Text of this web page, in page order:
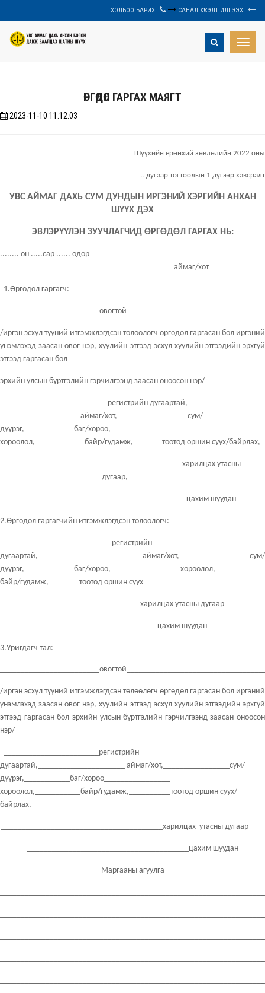
ХОЛБОО БАРИХ САНАЛ ХҮСЭЛТ ИЛГЭЭХ
Toggle
ӨРГӨДӨЛ ГАРГАХ МАЯГТ
2023-11-10 11:12:03
Шүүхийн ерөнхий зөвлөлийн 2022 оны
... дугаар тогтоолын 1 дүгээр хавсралт
УВС АЙМАГ ДАХЬ СУМ ДУНДЫН ИРГЭНИЙ ХЭРГИЙН АНХАН
ШҮҮХ ДЭХ
ЭВЛЭРҮҮЛЭН ЗУУЧЛАГЧИД ӨРГӨДӨЛ ГАРГАХ НЬ:
........ он .....сар ...... өдөр
_____________ аймаг/хот
1.Өргөдөл гаргагч:
/иргэн эсхүл түүний итгэмжлэгдсэн төлөөлөгч өргөдөл гаргасан бол иргэний
үнэмлэхэд заасан овог нэр, хуулийн этгээд эсхүл хуулийн этгээдийн эрхгүй
этгээд гаргасан бол
эрхийн улсын бүртгэлийн гэрчилгээнд заасан оноосон нэр/
__________________________регистрийн дугаартай,
___________________ аймаг/хот,_________________сум/
дүүрэг,____________баг/хороо, _____________
хороолол,____________байр/гудамж,_______тоотод оршин суух/байрлах,
___________________________________харилцах утасны
дугаар,
___________________________________цахим шуудан
2.Өргөдөл гаргагчийн итгэмжлэгдсэн төлөөлөгч:
___________________________регистрийн
дугаартай,___________________ аймаг/хот,_________________сум/
дүүрэг,____________баг/хороо,______________ хороолол,____________
байр/гудамж,_______ тоотод оршин суух
________________________харилцах утасны дугаар
________________________цахим шуудан
3.Уригдагч тал:
/иргэн эсхүл түүний итгэмжлэгдсэн төлөөлөгч өргөдөл гаргасан бол иргэний
үнэмлэхэд заасан овог нэр, хуулийн этгээд эсхүл хуулийн этгээдийн эрхгүй
этгээд гаргасан бол эрхийн улсын бүртгэлийн гэрчилгээнд заасан оноосон
нэр/
_______________________регистрийн
дугаартай,_____________________ аймаг/хот,________________сум/
дүүрэг,___________баг/хороо________________
хороолол,___________байр/гудамж,__________тоотод оршин суух/
байрлах,
_______________________________________харилцах утасны дугаар
_______________________________________цахим шуудан
Маргааны агуулга